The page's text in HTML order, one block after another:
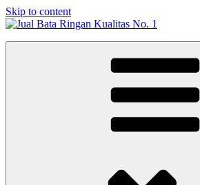
Skip to content
Jual Bata Ringan Kualitas No. 1